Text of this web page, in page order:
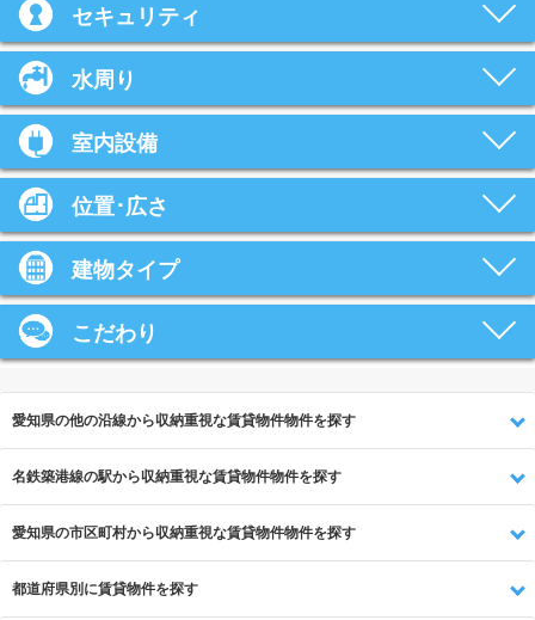
セキュリティ
水周り
室内設備
位置･広さ
建物タイプ
こだわり
愛知県の他の沿線から収納重視な賃貸物件物件を探す
名鉄築港線の駅から収納重視な賃貸物件物件を探す
愛知県の市区町村から収納重視な賃貸物件物件を探す
都道府県別に賃貸物件を探す